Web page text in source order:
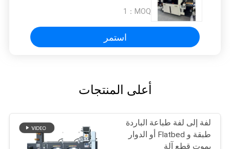
MOQ：
1
استمر
أعلى المنتجات
لفة إلى لفة طباعة الباردة
طبقة و Flatbed أو الدوار
يموت قطع آلة